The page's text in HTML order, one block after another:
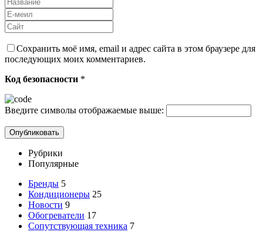
Сохранить моё имя, email и адрес сайта в этом браузере для
последующих моих комментариев.
Код безопасности *
Введите символы отображаемые выше:
Рубрики
Популярные
Бренды 5
Кондиционеры 25
Новости 9
Обогреватели 17
Сопутствующая техника 7